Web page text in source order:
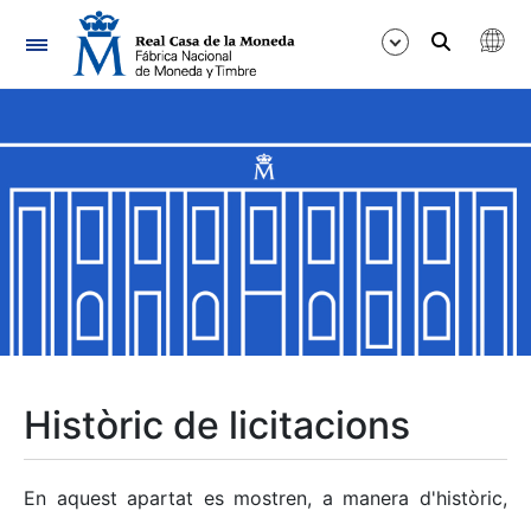
Navegació
Mostra/Amaga
Mostra/Amaga
Mostra/Amaga
Històric de licitacions
En aquest apartat es mostren, a manera d'històric,